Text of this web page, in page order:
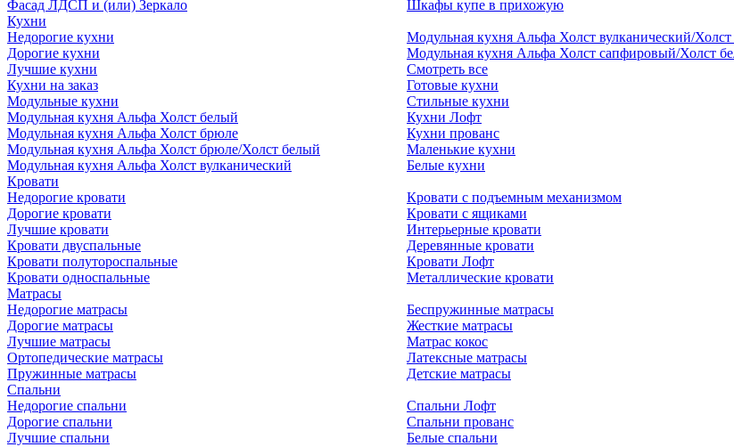
Фасад ЛДСП и (или) Зеркало
Шкафы купе в прихожую
Кухни
Недорогие кухни
Дорогие кухни
Лучшие кухни
Кухни на заказ
Модульные кухни
Модульная кухня Альфа Холст белый
Модульная кухня Альфа Холст брюле
Модульная кухня Альфа Холст брюле/Холст белый
Модульная кухня Альфа Холст вулканический
Модульная кухня Альфа Холст вулканический/
Модульная кухня Альфа Холст сапфировый/Холст
Смотреть все
Готовые кухни
Стильные кухни
Кухни Лофт
Кухни прованс
Маленькие кухни
Белые кухни
Кровати
Недорогие кровати
Дорогие кровати
Лучшие кровати
Кровати двуспальные
Кровати полутороспальные
Кровати односпальные
Кровати с подъемным механизмом
Кровати с ящиками
Интерьерные кровати
Деревянные кровати
Кровати Лофт
Металлические кровати
Матрасы
Недорогие матрасы
Дорогие матрасы
Лучшие матрасы
Ортопедические матрасы
Пружинные матрасы
Беспружинные матрасы
Жесткие матрасы
Матрас кокос
Латексные матрасы
Детские матрасы
Cпальни
Недорогие спальни
Дорогие спальни
Лучшие спальни
Спальни Лофт
Спальни прованс
Белые спальни